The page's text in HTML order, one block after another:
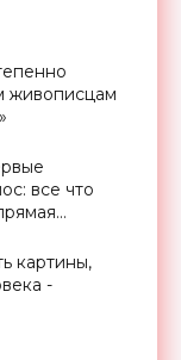
живописцам
все что
картины,
-